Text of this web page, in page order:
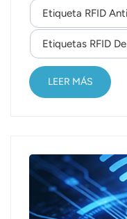
Internet de las
tecnología RFID,
tecnologías en
relativamente
sobre la anterior.
Etiqueta RFID
Etiquetas RFID
LEER MÁS